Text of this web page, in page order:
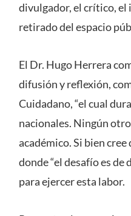
divulgador, el crítico, el
retirado del espacio
El Dr. Hugo Herrera
difusión y reflexión,
Cuidadano, “el cual
nacionales. Ningún
académico. Si bien
donde “el desafío es
para ejercer esta labor.